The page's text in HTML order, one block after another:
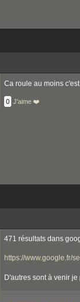
Ca roule au moins
0 J'aime ❤️
471 résultats dans
https://www.google.fr/
D'autres sont à venir je